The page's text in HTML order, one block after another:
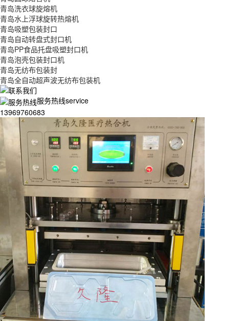
青岛洗衣球旋熔机
青岛水上浮球旋转热熔机
青岛吸塑包装封口
青岛自动转盘式封口机
青岛PP食品托盘吸塑封口机
青岛泡壳包装封口机
青岛无纺布包装封
青岛全自动超声波无纺布包装机
服务热线service
13969760683